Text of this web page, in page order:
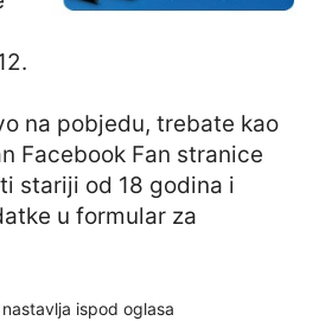
na pobjedu, trebate kao
Facebook Fan stranice
stariji od 18 godina i
u formular za
ispod oglasa